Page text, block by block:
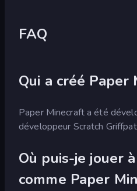
FAQ
Qui a créé Paper
Paper Minecraft a été
développeur Scratch
Où puis-je jouer
comme Paper